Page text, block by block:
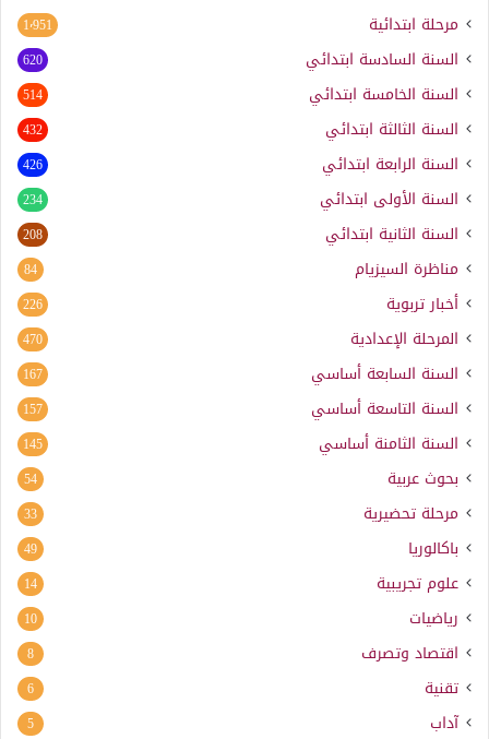
مرحلة ابتدائية 1٬951
السنة السادسة ابتدائي 620
السنة الخامسة ابتدائي 514
السنة الثالثة ابتدائي 432
السنة الرابعة ابتدائي 426
السنة الأولى ابتدائي 234
السنة الثانية ابتدائي 208
مناظرة السيزيام 84
أخبار تربوية 226
المرحلة الإعدادية 470
السنة السابعة أساسي 167
السنة التاسعة أساسي 157
السنة الثامنة أساسي 145
بحوث عربية 54
مرحلة تحضيرية 33
باكالوريا 49
علوم تجريبية 14
رياضيات 10
اقتصاد وتصرف 8
تقنية 6
آداب 5